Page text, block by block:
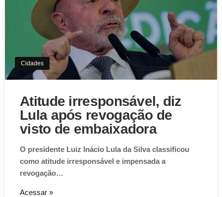
Cidades
Atitude irresponsável, diz
Lula após revogação de
visto de embaixadora
O presidente Luiz Inácio Lula da Silva classificou
como atitude irresponsável e impensada a
revogação…
Acessar »